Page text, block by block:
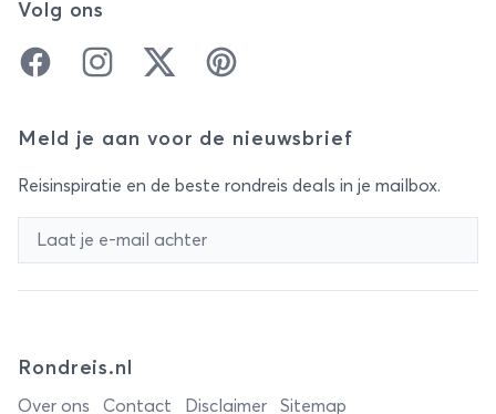
Volg ons
FacebookInstagramTwitter Pinterest
Meld je aan voor de nieuwsbrief
Reisinspiratie en de beste rondreis deals in je mailbox.
Rondreis.nl
Over ons Contact Disclaimer Sitemap